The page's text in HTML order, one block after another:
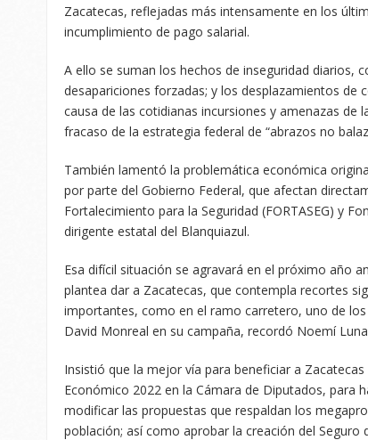
Zacatecas, reflejadas más intensamente en los
incumplimiento de pago salarial.
A ello se suman los hechos de inseguridad diarios,
desapariciones forzadas; y los desplazamientos de
causa de las cotidianas incursiones y amenazas de
fracaso de la estrategia federal de “abrazos no
También lamentó la problemática económica
por parte del Gobierno Federal, que afectan
Fortalecimiento para la Seguridad (FORTASEG) y
dirigente estatal del Blanquiazul.
Esa difícil situación se agravará en el próximo año
plantea dar a Zacatecas, que contempla recortes
importantes, como en el ramo carretero, uno de
David Monreal en su campaña, recordó Noemí
Insistió que la mejor vía para beneficiar a
Económico 2022 en la Cámara de Diputados, para
modificar las propuestas que respaldan los
población; así como aprobar la creación del